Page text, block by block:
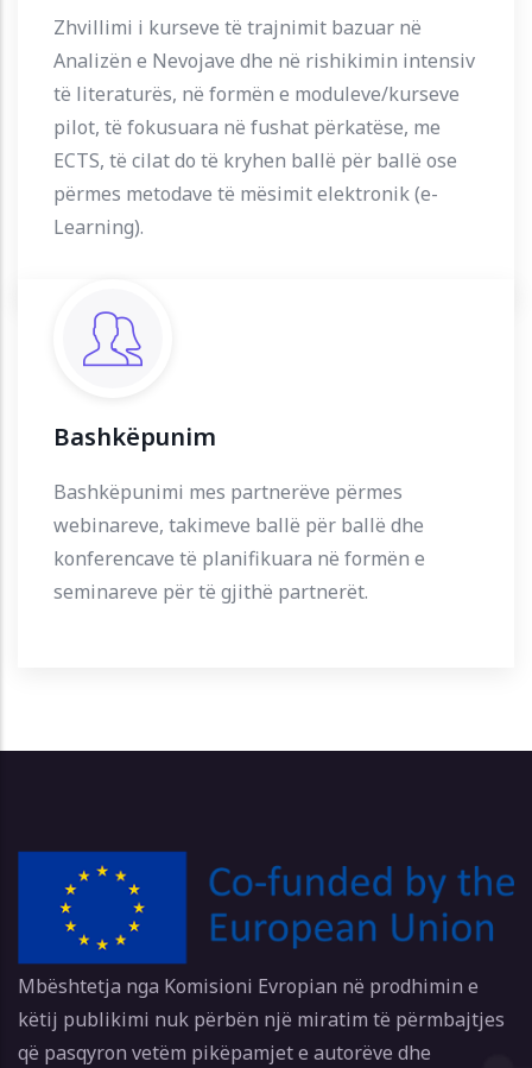
Zhvillimi i kurseve të trajnimit bazuar në
Analizën e Nevojave dhe në rishikimin intensiv
të literaturës, në formën e moduleve/kurseve
pilot, të fokusuara në fushat përkatëse, me
ECTS, të cilat do të kryhen ballë për ballë ose
përmes metodave të mësimit elektronik (e-
Learning).
Bashkëpunim
Bashkëpunimi mes partnerëve përmes
webinareve, takimeve ballë për ballë dhe
konferencave të planifikuara në formën e
seminareve për të gjithë partnerët.
Mbështetja nga Komisioni Evropian në prodhimin e
këtij publikimi nuk përbën një miratim të përmbajtjes
që pasqyron vetëm pikëpamjet e autorëve dhe